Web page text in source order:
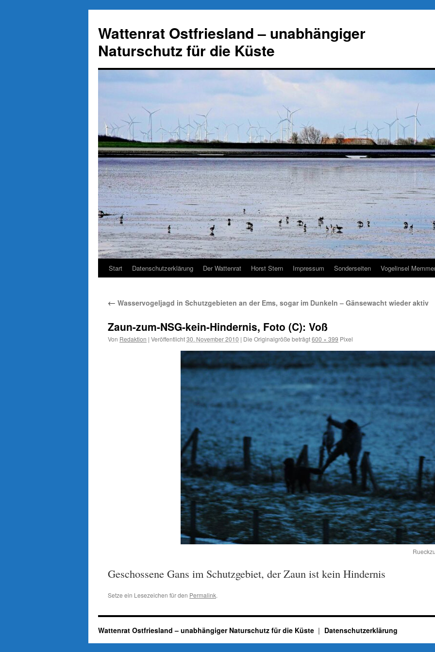
springen
Wattenrat Ostfriesland – unabhängiger
Naturschutz für die Küste
Start Datenschutzerklärung Der Wattenrat Horst Stern Impressum Sonderseiten Vogelinsel
← Wasservogeljagd in Schutzgebieten an der Ems, sogar im Dunkeln – Gänsewacht wieder aktiv
Zaun-zum-NSG-kein-Hindernis, Foto (C): Voß
Von Redaktion | Veröffentlicht30. November 2010 | Die Originalgröße beträgt600 × 399 Pixel
Geschossene Gans im Schutzgebiet, der Zaun ist kein Hindernis
Setze ein Lesezeichen für den Permalink.
Wattenrat Ostfriesland – unabhängiger Naturschutz für die Küste Datenschutzerklärung